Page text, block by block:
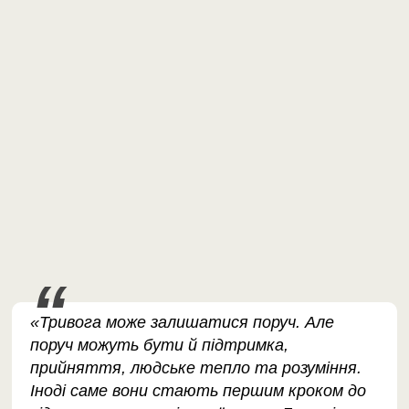
«Тривога може залишатися поруч. Але
поруч можуть бути й підтримка,
прийняття, людське тепло та розуміння.
Іноді саме вони стають першим кроком до